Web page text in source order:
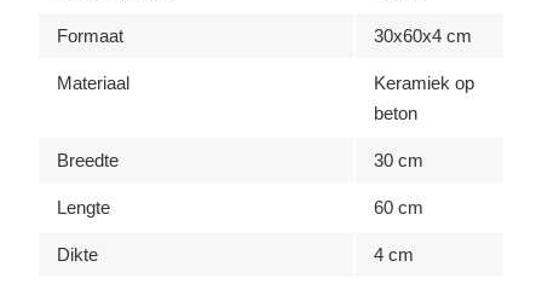
Formaat 30x60x4 cm
Materiaal
Keramiek op
beton
Breedte 30 cm
Lengte 60 cm
Dikte 4 cm